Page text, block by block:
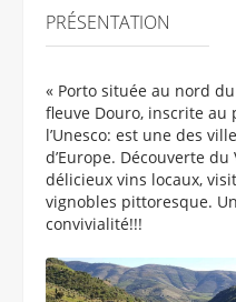
PRÉSENTATION
« Porto située au nord
fleuve Douro, inscrite
l’Unesco: est une des
d’Europe. Découverte
délicieux vins locaux,
vignobles pittoresque.
convivialité!!!